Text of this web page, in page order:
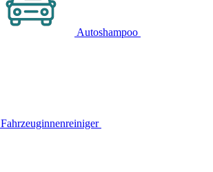
Autoshampoo
Fahrzeuginnenreiniger